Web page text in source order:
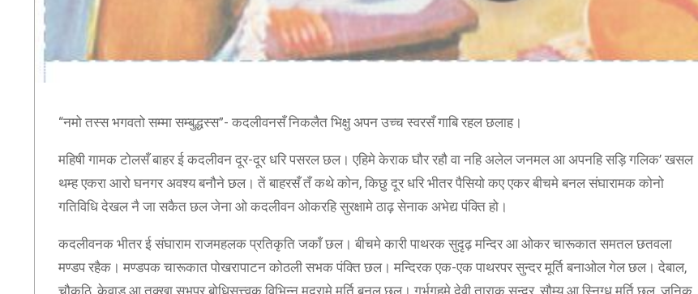
“नमो तस्स भगवतो सम्मा सम्बुद्धस्स”- कदलीवनसँ निकलैत भिक्षु अपन उच्च स्वरसँ गाबि रहल छलाह।
महिषी गामक टोलसँ बाहर ई कदलीवन दूर-दूर धरि पसरल छल। एहिमे केराक घौर रहौ वा नहि अलेल जनमल आ अपनहि सड़ि गलिक’ खसल
थम्ह एकरा आरो घनगर अवश्य बनौने छल। तें बाहरसँ तँ कथे कोन, किछु दूर धरि भीतर पैसियो कए एकर बीचमे बनल संघारामक कोनो
गतिविधि देखल नै जा सकैत छल जेना ओ कदलीवन ओकरहि सुरक्षामे ठाढ़ सेनाक अभेद्य पंक्ति हो।
कदलीवनक भीतर ई संघाराम राजमहलक प्रतिकृति जकाँ छल। बीचमे कारी पाथरक सुदृढ़ मन्दिर आ ओकर चारूकात समतल छतवला
मण्डप रहैक। मण्डपक चारूकात पोखरापाटन कोठली सभक पंक्ति छल। मन्दिरक एक-एक पाथरपर सुन्दर मूर्ति बनाओल गेल छल। देबाल,
चौकठि, केवाड़ आ तक्खा सभपर बोधिसत्त्वक विभिन्न मुद्रामे मूर्ति बनल छल। गर्भगृहमे देवी ताराक सुन्दर, सौम्य आ स्निग्ध मूर्ति छल, जनिक